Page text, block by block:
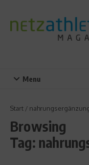
Menu
Start /
Browsing
Tag: